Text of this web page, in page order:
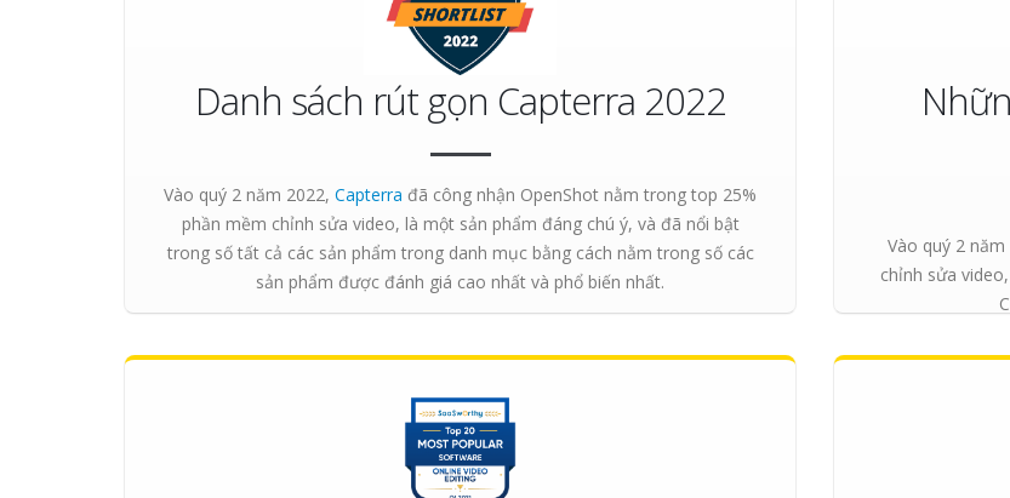
Danh sách rút gọn Capterra 2022
Vào quý 2 năm 2022, Capterra đã công nhận OpenShot nằm trong top 25%
phần mềm chỉnh sửa video, là một sản phẩm đáng chú ý, và đã nổi bật
trong số tất cả các sản phẩm trong danh mục bằng cách nằm trong số các
sản phẩm được đánh giá cao nhất và phổ biến nhất.
Vào quý 2 năm
chỉnh sửa